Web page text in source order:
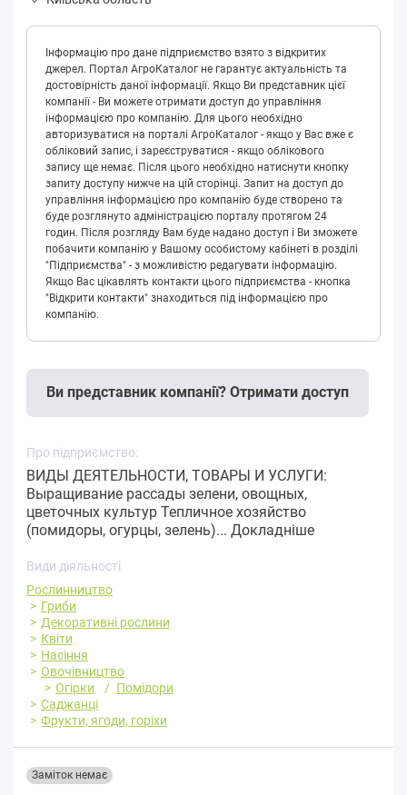
Інформацію про дане підприємство взято з відкритих
джерел. Портал АгроКаталог не гарантує актуальність та
достовірність даної інформації. Якщо Ви представник цієї
компанії - Ви можете отримати доступ до управління
інформацією про компанію. Для цього необхідно
авторизуватися на порталі АгроКаталог - якщо у Вас вже є
обліковий запис, і зареєструватися - якщо облікового
запису ще немає. Після цього необхідно натиснути кнопку
запиту доступу нижче на цій сторінці. Запит на доступ до
управління інформацією про компанію буде створено та
буде розглянуто адміністрацією порталу протягом 24
годин. Після розгляду Вам буде надано доступ і Ви зможете
побачити компанію у Вашому особистому кабінеті в розділі
"Підприємства" - з можливістю редагувати інформацію.
Якщо Вас цікавлять контакти цього підприємства - кнопка
"Відкрити контакти" знаходиться під інформацією про
компанію.
Ви представник компанії? Отримати доступ
Про підприємство:
ВИДЫ ДЕЯТЕЛЬНОСТИ, ТОВАРЫ И УСЛУГИ:
Выращивание рассады зелени, овощных,
цветочных культур Тепличное хозяйство
(помидоры, огурцы, зелень)... Докладніше
Види діяльності
Рослинництво
Гриби
Декоративні рослини
Квіти
Насіння
Овочівництво
Огірки
Помідори
Саджанці
Фрукти, ягоди, горіхи
Заміток немає